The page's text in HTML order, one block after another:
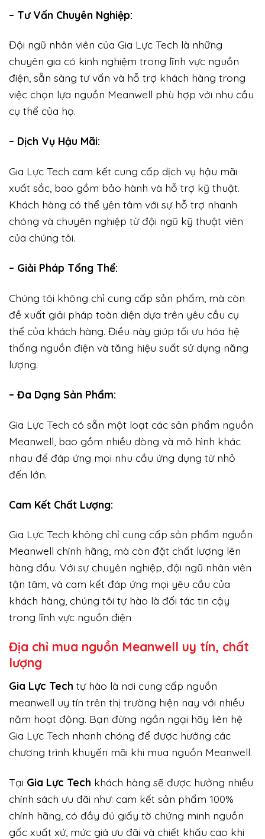
– Tư Vấn Chuyên Nghiệp:
Đội ngũ nhân viên của Gia Lực Tech là những
chuyên gia có kinh nghiệm trong lĩnh vực nguồn
điện, sẵn sàng tư vấn và hỗ trợ khách hàng trong
việc chọn lựa nguồn Meanwell phù hợp với nhu cầu
cụ thể của họ.
– Dịch Vụ Hậu Mãi:
Gia Lực Tech cam kết cung cấp dịch vụ hậu mãi
xuất sắc, bao gồm bảo hành và hỗ trợ kỹ thuật.
Khách hàng có thể yên tâm với sự hỗ trợ nhanh
chóng và chuyên nghiệp từ đội ngũ kỹ thuật viên
của chúng tôi.
– Giải Pháp Tổng Thể:
Chúng tôi không chỉ cung cấp sản phẩm, mà còn
đề xuất giải pháp toàn diện dựa trên yêu cầu cụ
thể của khách hàng. Điều này giúp tối ưu hóa hệ
thống nguồn điện và tăng hiệu suất sử dụng năng
lượng.
– Đa Dạng Sản Phẩm:
Gia Lực Tech có sẵn một loạt các sản phẩm nguồn
Meanwell, bao gồm nhiều dòng và mô hình khác
nhau để đáp ứng mọi nhu cầu ứng dụng từ nhỏ
đến lớn.
Cam Kết Chất Lượng:
Gia Lực Tech không chỉ cung cấp sản phẩm nguồn
Meanwell chính hãng, mà còn đặt chất lượng lên
hàng đầu. Với sự chuyên nghiệp, đội ngũ nhân viên
tận tâm, và cam kết đáp ứng mọi yêu cầu của
khách hàng, chúng tôi tự hào là đối tác tin cậy
trong lĩnh vực nguồn điện
Địa chỉ mua nguồn Meanwell uy tín, chất
lượng
Gia Lực Tech tự hào là nơi cung cấp nguồn
meanwell uy tín trên thị trường hiện nay với nhiều
năm hoạt động. Bạn đừng ngần ngại hãy liên hệ
Gia Lực Tech nhanh chóng để được hưởng các
chương trình khuyến mãi khi mua nguồn Meanwell.
Tại Gia Lực Tech khách hàng sẽ được hưởng nhiều
chính sách ưu đãi như: cam kết sản phẩm 100%
chính hãng, có đầy đủ giấy tờ chứng minh nguồn
gốc xuất xứ, mức giá ưu đãi và chiết khấu cao khi